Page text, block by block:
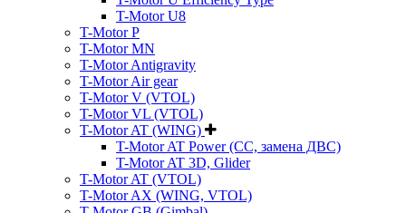
T-Motor U8
T-Motor P
T-Motor MN
T-Motor Antigravity
T-Motor Air gear
T-Motor V (VTOL)
T-Motor VL (VTOL)
T-Motor AT (WING)
T-Motor AT Power (CC, замена ДВС)
T-Motor AT 3D, Glider
T-Motor AT (VTOL)
T-Motor AX (WING, VTOL)